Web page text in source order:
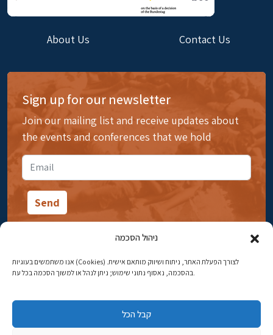
ניהול הסכמה
אנו משתמשים בעוגיות (Cookies) לצורך הפעלת האתר, ניתוח ושיווק מותאם אישית.
בהסכמה, נאסוף נתוני שימוש; ניתן לנהל או למשוך הסכמה בכל עת.
קבל הכל
About Us Contact Us
Sign up for our newsletter
Join our mailing list and receive updates about
the events and conferences that we hold
14 Ibn Gabirol Street, Rehavia, Jerusalem
najww2@ybz.org.il